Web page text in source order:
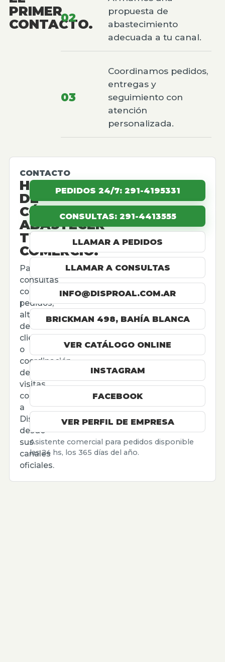
PRIMER
CONTACTO.
02
propuesta de
abastecimiento
adecuada a tu canal.
03
Coordinamos pedidos,
entregas y
seguimiento con
atención
personalizada.
CONTACTO
HABLEMOS
DE
CÓMO
ABASTECER
TU
COMERCIO.
Para
consultas
comerciales,
pedidos,
altas
de
cliente
o
coordinación
de
visitas,
contactá
a
Disproal
desde
sus
canales
oficiales.
PEDIDOS 24/7: 291-4195331
CONSULTAS: 291-4413555
LLAMAR A PEDIDOS
LLAMAR A CONSULTAS
INFO@DISPROAL.COM.AR
BRICKMAN 498, BAHÍA BLANCA
VER CATÁLOGO ONLINE
INSTAGRAM
FACEBOOK
VER PERFIL DE EMPRESA
Asistente comercial para pedidos disponible
las 24 hs, los 365 días del año.